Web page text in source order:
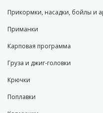
Прикормки, насадки, бойлы и
Приманки
Карповая программа
Груза и джиг-головки
Крючки
Поплавки